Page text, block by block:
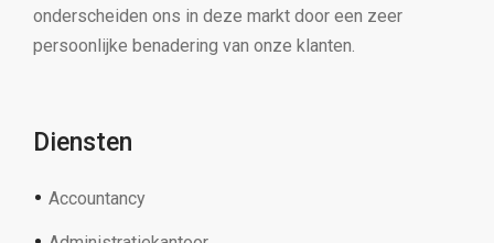
onderscheiden ons in deze markt door een zeer
persoonlijke benadering van onze klanten.
Diensten
Accountancy